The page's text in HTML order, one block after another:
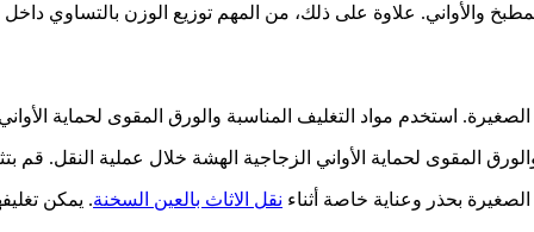
والأواني. علاوة على ذلك، من المهم توزيع الوزن بالتساوي داخل
استخدم مواد التغليف المناسبة والورق المقوى لحماية
المقوى لحماية الأواني الزجاجية الهشة خلال عملية النقل. قم
بحذر وعناية خاصة أثناء نقل الاثاث بالعين السخنة. يمكن